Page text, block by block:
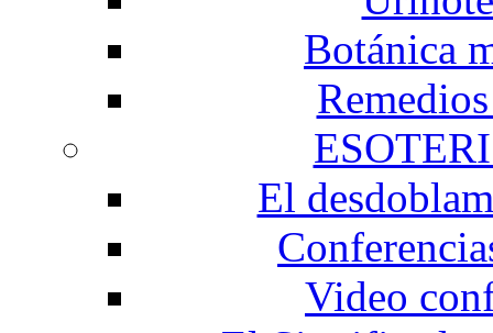
Botánica
El
Video